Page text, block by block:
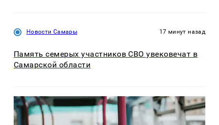
Новости Самары 17 минут назад
Память семерых участников СВО увековечат в
Самарской области